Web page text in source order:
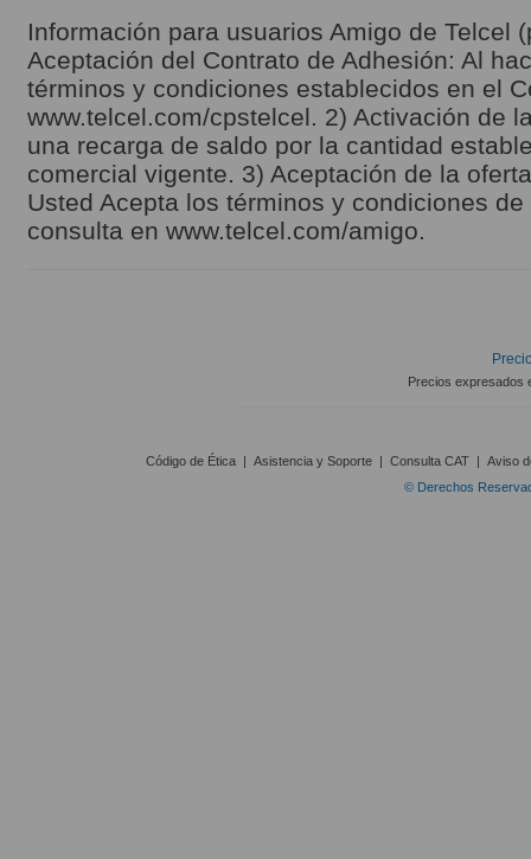
Información para usuarios Amigo de Telcel
Aceptación del Contrato de Adhesión: Al
términos y condiciones establecidos en el
www.telcel.com/cpstelcel. 2) Activación de
una recarga de saldo por la cantidad
comercial vigente. 3) Aceptación de la
Usted Acepta los términos y condiciones
consulta en www.telcel.com/amigo.
Precios expresados
Código de Ética | Asistencia y Soporte | Consulta CAT | Aviso
© Derechos